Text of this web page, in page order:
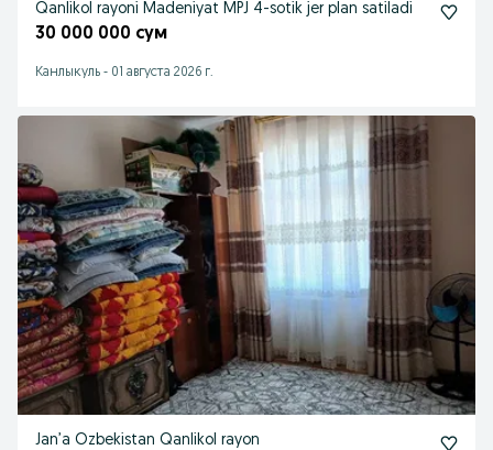
Qanlikol rayoni Madeniyat MPJ 4-sotik jer plan satiladi
30 000 000 сум
Канлыкуль - 01 августа 2026 г.
Jan’a Ozbekistan Qanlikol rayon